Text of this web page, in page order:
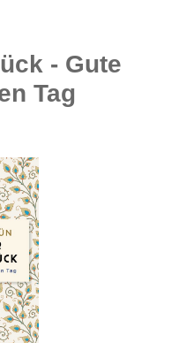
- Gute
Tag